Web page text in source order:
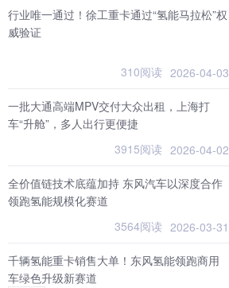
行业唯一通过！徐工重卡通过“氢能马拉松”权
威验证
310阅读 2026-04-03
一批大通高端MPV交付大众出租，上海打
车“升舱”，多人出行更便捷
3915阅读 2026-04-02
全价值链技术底蕴加持 东风汽车以深度合作
领跑氢能规模化赛道
3564阅读 2026-03-31
千辆氢能重卡销售大单！东风氢能领跑商用
车绿色升级新赛道